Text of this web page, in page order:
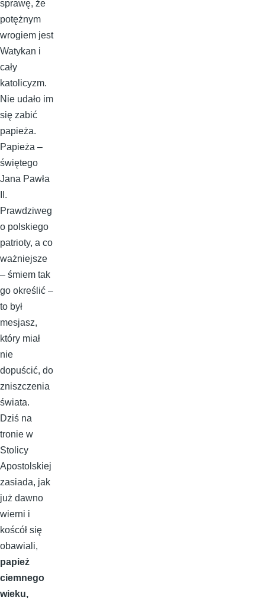
sprawę, że
potężnym
wrogiem jest
Watykan i
cały
katolicyzm.
Nie udało im
się zabić
papieża.
Papieża –
świętego
Jana Pawła
II.
Prawdziweg
o polskiego
patrioty, a co
ważniejsze
– śmiem tak
go określić –
to był
mesjasz,
który miał
nie
dopuścić, do
zniszczenia
świata.
Dziś na
tronie w
Stolicy
Apostolskiej
zasiada, jak
już dawno
wierni i
koścół się
obawiali,
papież
ciemnego
wieku,